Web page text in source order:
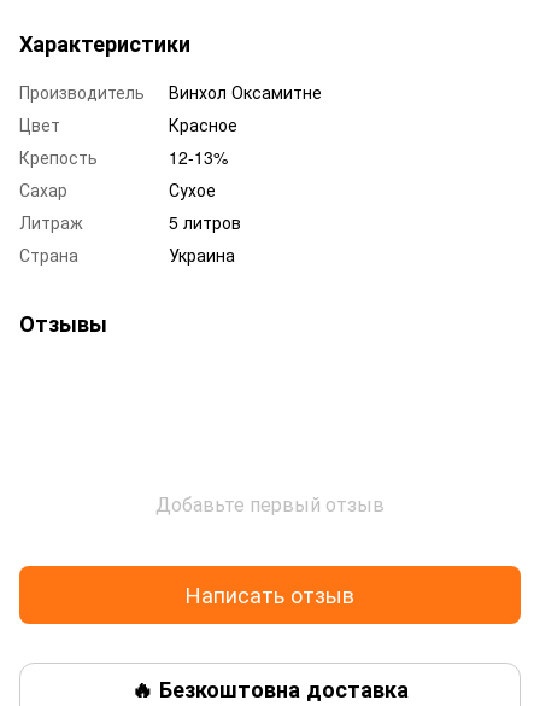
Характеристики
Производитель
Винхол Оксамитне
Цвет
Красное
Крепость
12-13%
Сахар
Сухое
Литраж
5 литров
Страна
Украина
Отзывы
Добавьте первый отзыв
Написать отзыв
🔥 Безкоштовна доставка